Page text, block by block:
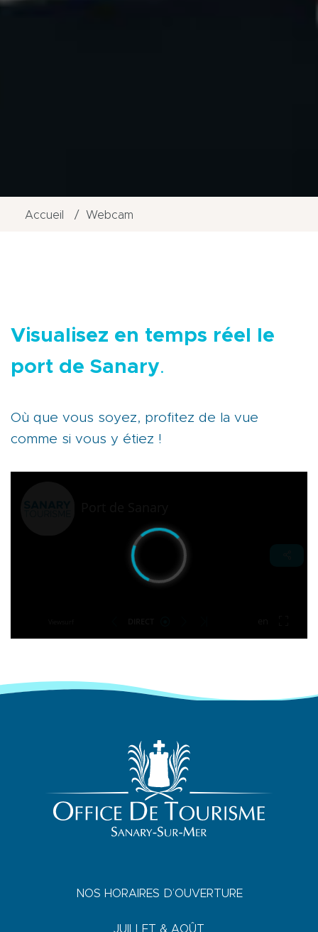
Accueil Webcam
Visualisez en temps réel le
port de Sanary.
Où que vous soyez, profitez de la vue
comme si vous y étiez !
NOS HORAIRES D’OUVERTURE
JUILLET & AOÛT